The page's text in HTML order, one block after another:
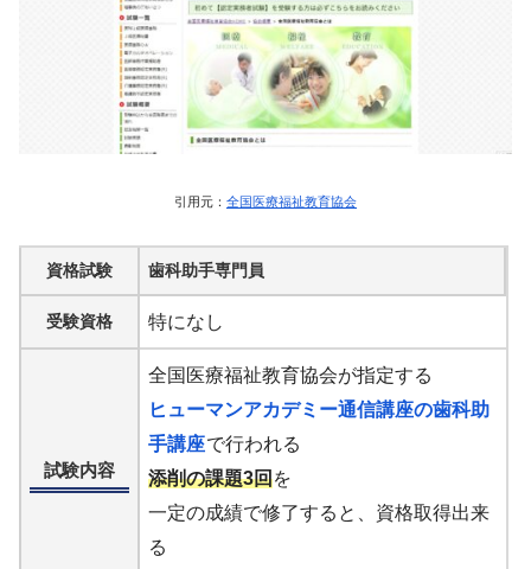
引用元： 全国医療福祉教育協会
資格試験 歯科助手専門員
受験資格 特になし
試験内容
全国医療福祉教育協会が指定する
ヒューマンアカデミー通信講座の歯科助
手講座で行われる
添削の課題3回を
一定の成績で修了すると、資格取得出来
る